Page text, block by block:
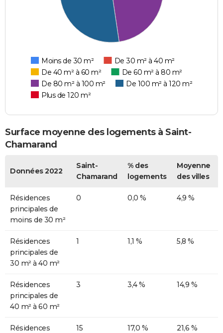
Moins de 30 m²
De 30 m² à 40 m²
De 40 m² à 60 m²
De 60 m² à 80 m²
De 80 m² à 100 m²
De 100 m² à 120 m²
Plus de 120 m²
Surface moyenne des logements à Saint-
Chamarand
Données 2022
Saint-
Chamarand
% des
logements
Moyenne
des villes
Résidences
principales de
moins de 30 m²
0 0,0 % 4,9 %
Résidences
principales de
30 m² à 40 m²
1 1,1 % 5,8 %
Résidences
principales de
40 m² à 60 m²
3 3,4 % 14,9 %
Résidences
15 17,0 % 21,6 %